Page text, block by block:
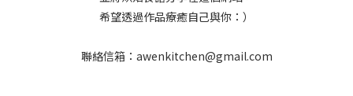
希望透過作品療癒自己與你：）
聯絡信箱：awenkitchen@gmail.com